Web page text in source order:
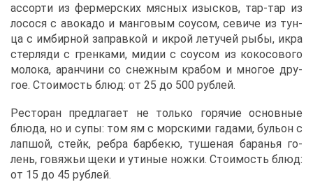
ас­сор­ти из фер­мер­ских мяс­ных изыс­ков, тар-тар из
ло­со­ся с аво­ка­до и ман­го­вым со­усом, се­ви­че из тун­
ца с им­бир­ной за­прав­кой и ик­рой ле­ту­чей ры­бы, ик­ра
стер­ля­ди с грен­ка­ми, ми­дии с со­усом из ко­ко­со­во­го
мо­ло­ка, аран­чи­ни со снеж­ным кра­бом и мно­гое дру­
гое. Сто­и­мость блюд: от 25 до 500 руб­лей.
Ре­сто­ран пред­ла­га­ет не толь­ко го­ря­чие ос­нов­ные
блю­да, но и су­пы: том ям с мор­ски­ми га­да­ми, бу­льон с
лап­шой, стейк, реб­ра бар­бекю, ту­ше­ная ба­ра­нья го­
лень, го­вя­жьи ще­ки и ути­ные нож­ки. Сто­и­мость блюд:
от 15 до 45 руб­лей.